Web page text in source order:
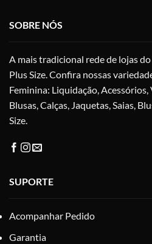
página
do
SOBRE NÓS
A mais tradicional rede de lojas
Plus Size. Confira nossas
Feminina: Liquidação,
Blusas, Calças, Jaquetas, Saias,
Size.
SUPORTE
Acompanhar Pedido
Garantia